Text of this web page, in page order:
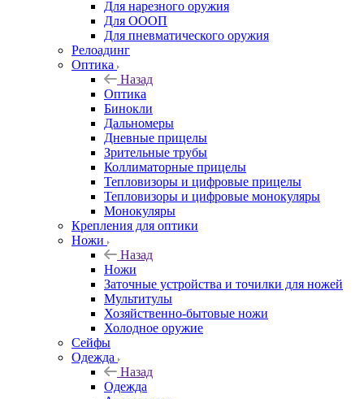
Для нарезного оружия
Для ОООП
Для пневматического оружия
Релоадинг
Оптика
Назад
Оптика
Бинокли
Дальномеры
Дневные прицелы
Зрительные трубы
Коллиматорные прицелы
Тепловизоры и цифровые прицелы
Тепловизоры и цифровые монокуляры
Монокуляры
Крепления для оптики
Ножи
Назад
Ножи
Заточные устройства и точилки для ножей
Мультитулы
Хозяйственно-бытовые ножи
Холодное оружие
Сейфы
Одежда
Назад
Одежда